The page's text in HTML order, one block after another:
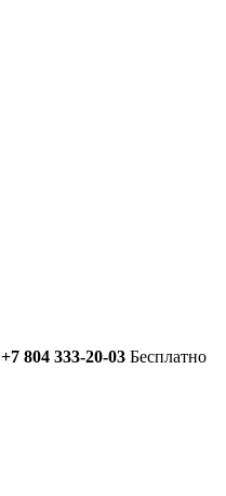
+7 804 333-20-03 Бесплатно